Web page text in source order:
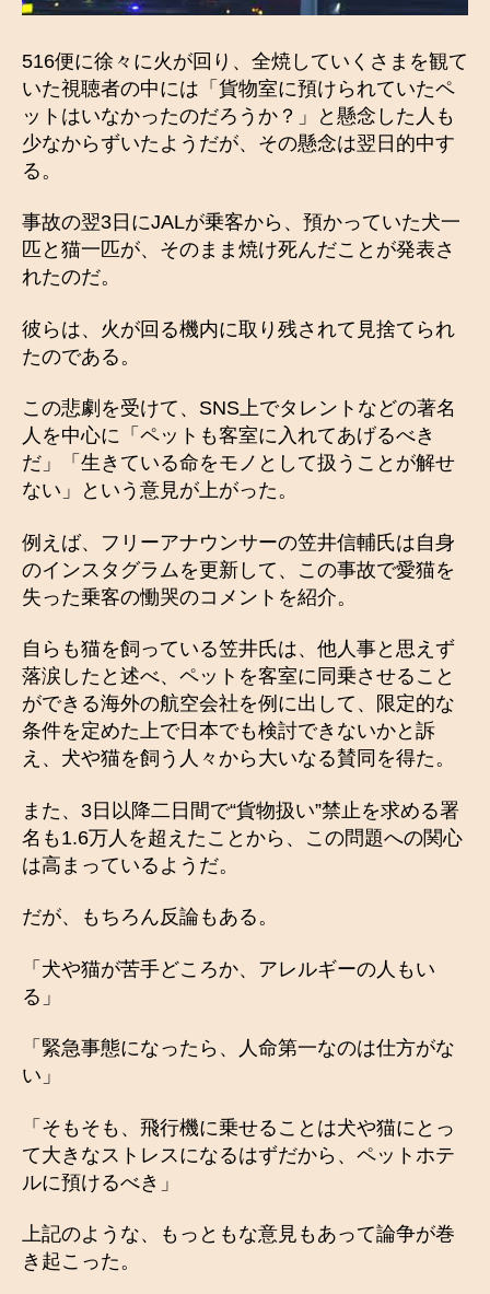
516便に徐々に火が回り、全焼していくさまを観て
いた視聴者の中には「貨物室に預けられていたペ
ットはいなかったのだろうか？」と懸念した人も
少なからずいたようだが、その懸念は翌日的中す
る。
事故の翌3日にJALが乗客から、預かっていた犬一
匹と猫一匹が、そのまま焼け死んだことが発表さ
れたのだ。
彼らは、火が回る機内に取り残されて見捨てられ
たのである。
この悲劇を受けて、SNS上でタレントなどの著名
人を中心に「ペットも客室に入れてあげるべき
だ」「生きている命をモノとして扱うことが解せ
ない」という意見が上がった。
例えば、フリーアナウンサーの笠井信輔氏は自身
のインスタグラムを更新して、この事故で愛猫を
失った乗客の慟哭のコメントを紹介。
自らも猫を飼っている笠井氏は、他人事と思えず
落涙したと述べ、ペットを客室に同乗させること
ができる海外の航空会社を例に出して、限定的な
条件を定めた上で日本でも検討できないかと訴
え、犬や猫を飼う人々から大いなる賛同を得た。
また、3日以降二日間で“貨物扱い”禁止を求める署
名も1.6万人を超えたことから、この問題への関心
は高まっているようだ。
だが、もちろん反論もある。
「犬や猫が苦手どころか、アレルギーの人もい
る」
「緊急事態になったら、人命第一なのは仕方がな
い」
「そもそも、飛行機に乗せることは犬や猫にとっ
て大きなストレスになるはずだから、ペットホテ
ルに預けるべき」
上記のような、もっともな意見もあって論争が巻
き起こった。